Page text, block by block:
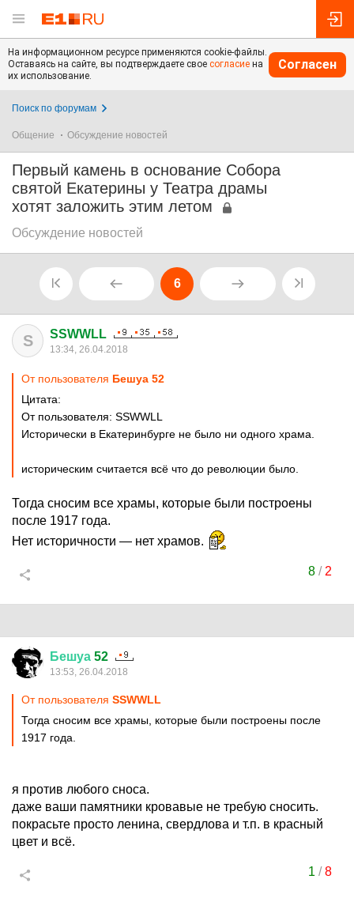
На информационном ресурсе применяются cookie-файлы.
Оставаясь на сайте, вы подтверждаете свое согласие на
их использование.
Согласен
Поиск по форумам
Общение Обсуждение новостей
Первый камень в основание Собора
святой Екатерины у Театра драмы
хотят заложить этим летом
Обсуждение новостей
6
S SSWWLL
13:34, 26.04.2018
От пользователя Бешуа 52
Цитата:
От пользователя: SSWWLL
Исторически в Екатеринбурге не было ни одного храма.
историческим считается всё что до революции было.
Тогда сносим все храмы, которые были построены
после 1917 года.
Нет историчности — нет храмов.
8/ 2
Бешуа 52
13:53, 26.04.2018
От пользователя SSWWLL
Тогда сносим все храмы, которые были построены после
1917 года.
я против любого сноса.
даже ваши памятники кровавые не требую сносить.
покрасьте просто ленина, свердлова и т.п. в красный
цвет и всё.
1 /8